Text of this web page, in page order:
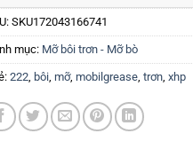
SKU172043166741
mục: Mỡ bôi trơn - Mỡ bò
222, bôi, mỡ, mobilgrease, trơn, xhp